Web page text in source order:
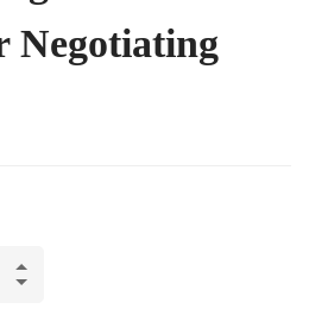
Negotiating